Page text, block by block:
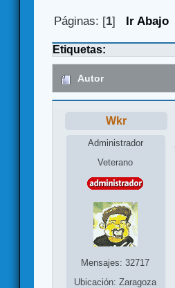
Páginas: [1] Ir Abajo
Etiquetas:
Autor
Wkr
Administrador
Veterano
Mensajes: 32717
Ubicación: Zaragoza